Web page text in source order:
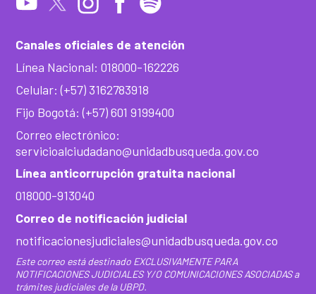
Canales oficiales de atención
Línea Nacional: 018000-162226
Celular: (+57) 3162783918
Fijo Bogotá: (+57) 601 9199400
Correo electrónico:
servicioalciudadano@unidadbusqueda.gov.co
Línea anticorrupción gratuita nacional
018000-913040
Correo de notificación judicial
notificacionesjudiciales@unidadbusqueda.gov.co
Este correo está destinado EXCLUSIVAMENTE PARA
NOTIFICACIONES JUDICIALES Y/O COMUNICACIONES ASOCIADAS a
trámites judiciales de la UBPD.